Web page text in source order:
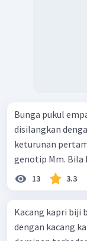
Bunga pukul
disilangkan
keturunan
genotip Mm. Bila
13 3.3
Kacang kapri biji
dengan kacang